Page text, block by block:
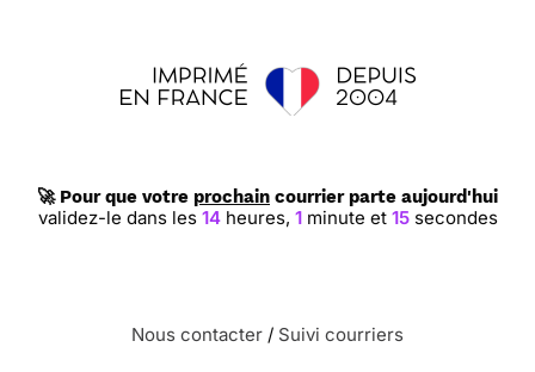
🚀 Pour que votre prochain courrier parte aujourd'hui
validez-le dans les 14heures, 1minute et 14 secondes
Nous contacter / Suivi courriers